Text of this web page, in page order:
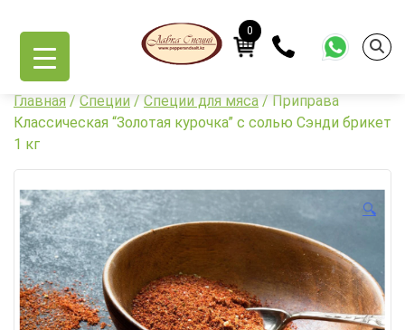
content
0
Главная / Специи / Специи для мяса / Приправа
Классическая “Золотая курочка” с солью Сэнди брикет
1 кг
🔍